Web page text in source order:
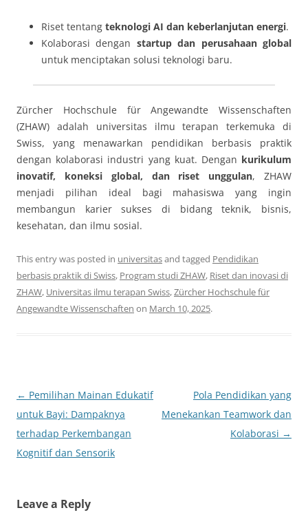
Riset tentang teknologi AI dan keberlanjutan energi.
Kolaborasi dengan startup dan perusahaan global
untuk menciptakan solusi teknologi baru.
Zürcher Hochschule für Angewandte Wissenschaften
(ZHAW) adalah universitas ilmu terapan terkemuka di
Swiss, yang menawarkan pendidikan berbasis praktik
dengan kolaborasi industri yang kuat. Dengan kurikulum
inovatif, koneksi global, dan riset unggulan, ZHAW
menjadi pilihan ideal bagi mahasiswa yang ingin
membangun karier sukses di bidang teknik, bisnis,
kesehatan, dan ilmu sosial.
This entry was posted in universitasand tagged Pendidikan
berbasis praktik di Swiss, Program studi ZHAW, Riset dan inovasi di
ZHAW, Universitas ilmu terapan Swiss,Zürcher Hochschule für
Angewandte Wissenschaften on March 10, 2025.
Post
navigation
← Pemilihan Mainan Edukatif
untuk Bayi: Dampaknya
terhadap Perkembangan
Kognitif dan Sensorik
Pola Pendidikan yang
Menekankan Teamwork dan
Kolaborasi →
Leave a Reply